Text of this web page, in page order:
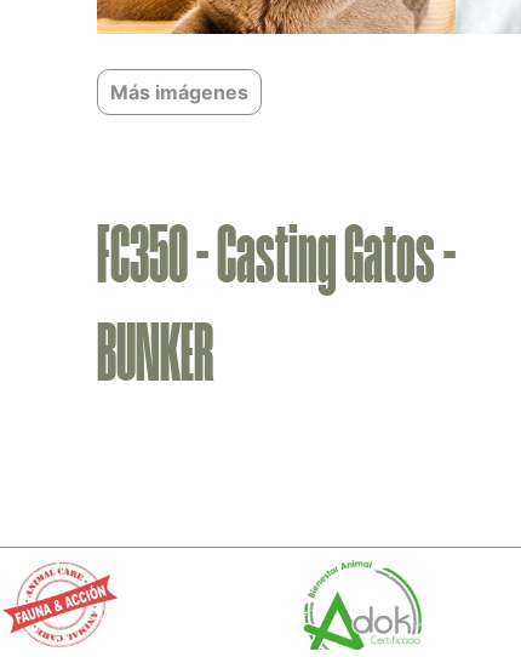
Más imágenes
FC350 - Casting Gatos -
BUNKER